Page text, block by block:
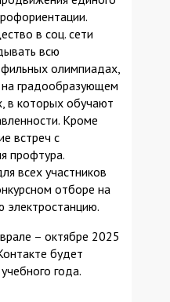
в соц. сети
всю
олимпиадах,
градообразующем
в которых обучают
Кроме
встреч с
профтура.
всех участников
отборе на
электростанцию.
– октябре 2025
будет
года.